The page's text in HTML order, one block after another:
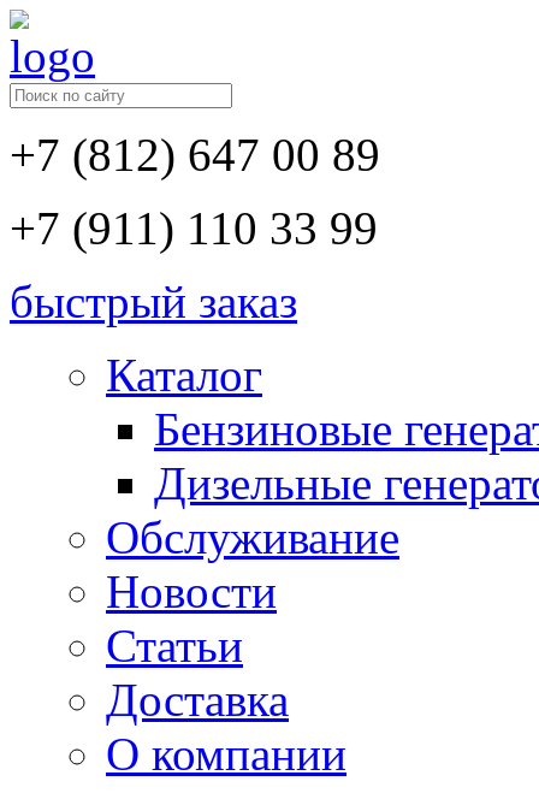
+7 (812) 647 00 89
+7 (911) 110 33 99
быстрый заказ
Каталог
Бензиновые
Дизельные
Обслуживание
Новости
Статьи
Доставка
О компании